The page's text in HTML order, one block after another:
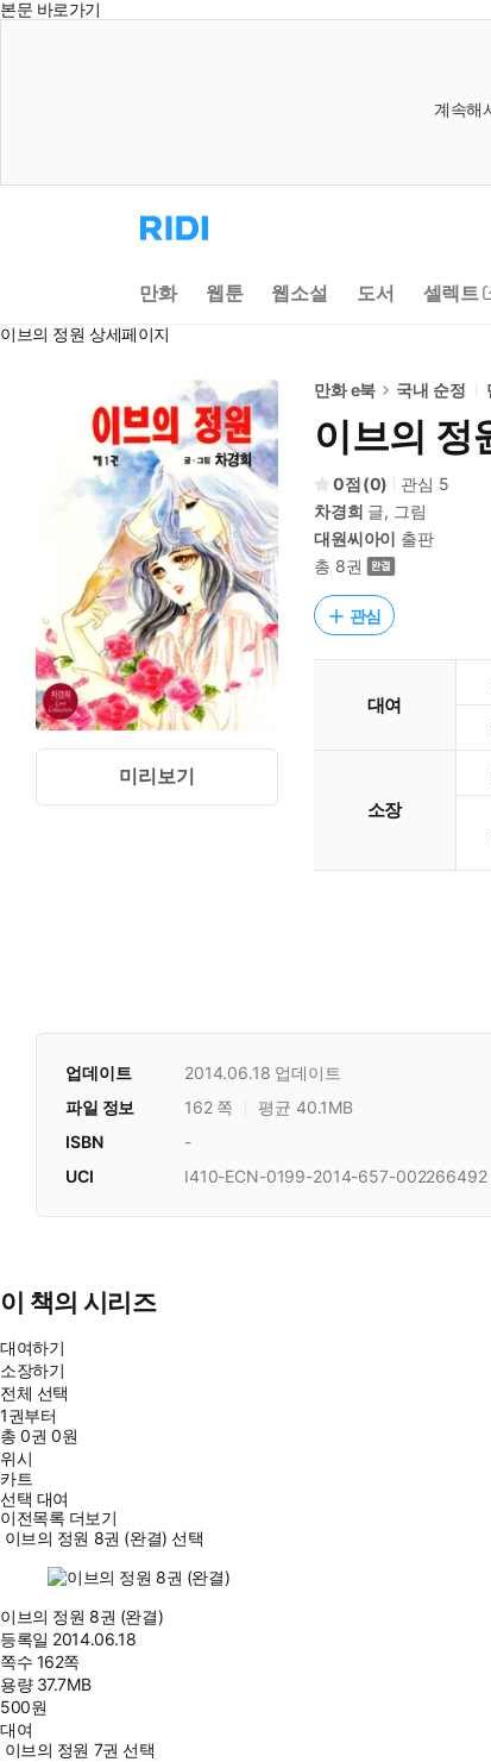
본문 바로가기
계속해
리
디
으
로
동
만화 웹툰 웹소설 도서 셀렉트
이브의 정원 상세페이지
미리보기
만화 e북 국내 순정
이브의 정
0 (0) 관심 5
차경희 글, 그림
대원씨아이 출판
총 8권
관심
대여
소장
업데이트 2014.06.18 업데이트
파일 정보 162 쪽
평균 40.1MB
ISBN
-
UCI
I410-ECN-0199-2014-657-002266492
이 책의 시리즈
대여하기
소장하기
전체 선택
1권부터
총0권 0원
위시
카트
선택 대여
이전목록 더보기
이브의 정원 8권 (완결) 선택
이브의 정원 8권 (완결)
등록일 2014.06.18
쪽수 162쪽
용량 37.7MB
500원
대여
이브의 정원 7권 선택